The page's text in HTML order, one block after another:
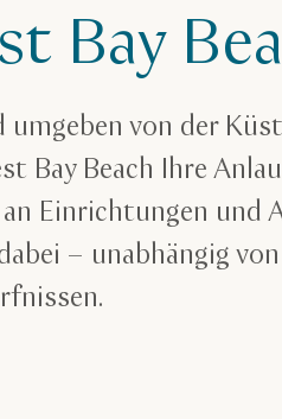
Bay
umgeben von der
Bay Beach Ihre
Einrichtungen
– unabhängig